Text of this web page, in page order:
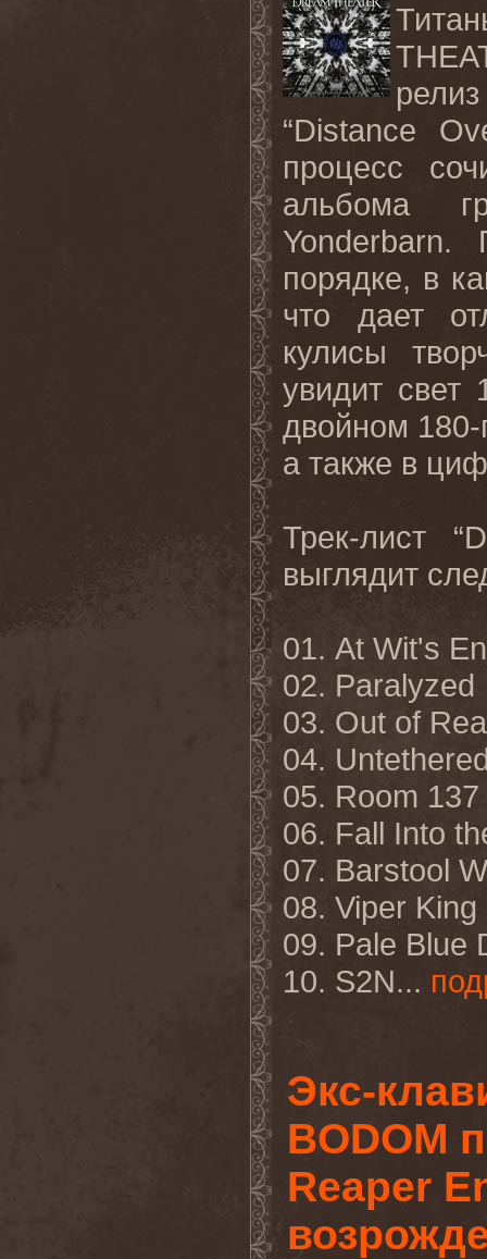
“Distance
процесс
альбома
Yonderbarn.
порядке, в
что дает
кулисы
увидит
двойном
а также в
Трек-лист
выглядит
01. At Wit's
02. Paralyzed
03. Out of
04.
05. Room 137
06. Fall Into
07. Barstool
08. Viper King
09. Pale Blue
10. S2N...
Экс-
BODOM
Reaper